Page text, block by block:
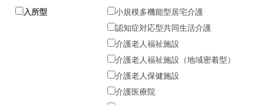
入所型
小規模多機能型居宅介護
認知症対応型共同生活介護
介護老人福祉施設
介護老人福祉施設（地域密着型）
介護老人保健施設
介護医療院